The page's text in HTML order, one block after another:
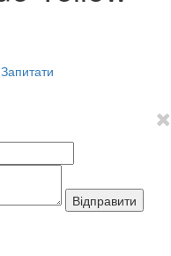
Запитати
Відправити